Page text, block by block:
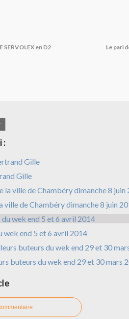
SERVOLEX en D2 Le pari
:
Gille
ville de Chambéry dimanche 8 juin
wek end 5 et 6 avril 2014
buteurs du wek end 29 et 30 mars